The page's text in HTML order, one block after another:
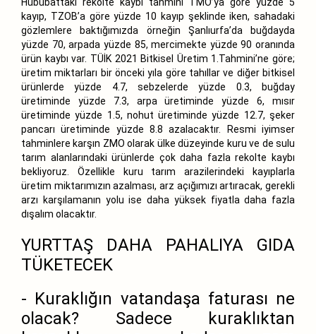
kayıp, TZOB’a göre yüzde 10 kayıp şeklinde iken, sahadaki
gözlemlere baktığımızda örneğin Şanlıurfa’da buğdayda
yüzde 70, arpada yüzde 85, mercimekte yüzde 90 oranında
ürün kaybı var. TÜİK 2021 Bitkisel Üretim 1.Tahmini’ne göre;
üretim miktarları bir önceki yıla göre tahıllar ve diğer bitkisel
ürünlerde yüzde 4.7, sebzelerde yüzde 0.3, buğday
üretiminde yüzde 7.3, arpa üretiminde yüzde 6, mısır
üretiminde yüzde 1.5, nohut üretiminde yüzde 12.7, şeker
pancarı üretiminde yüzde 8.8 azalacaktır. Resmi iyimser
tahminlere karşın ZMO olarak ülke düzeyinde kuru ve de sulu
tarım alanlarındaki ürünlerde çok daha fazla rekolte kaybı
bekliyoruz. Özellikle kuru tarım arazilerindeki kayıplarla
üretim miktarımızın azalması, arz açığımızı artıracak, gerekli
arzı karşılamanın yolu ise daha yüksek fiyatla daha fazla
dışalım olacaktır.
YURTTAŞ DAHA PAHALIYA GIDA
TÜKETECEK
- Kuraklığın vatandaşa faturası ne
olacak? Sadece kuraklıktan